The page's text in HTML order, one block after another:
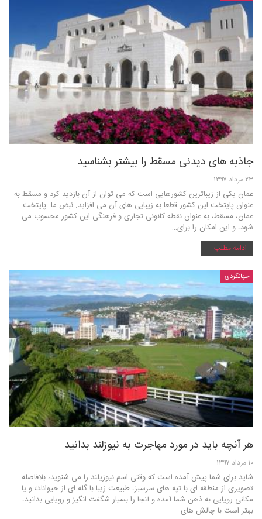
جاذبه های دیدنی مسقط را بیشتر بشناسید
۲۳ مرداد ۱۳۹۷
عمان یکی از زیباترین کشورهایی است که می توان از آن بازدید کرد و مسقط به
عنوان پایتخت این کشور قطعا به زیبایی های آن می افزاید. نبض ما- پایتخت
عمان، مسقط، به عنوان نقطه کانونی تجاری و فرهنگی این کشور محسوب می
شود، و این امکان را برای…
ادامه مطلب ...
جهانگردی
هر آنچه باید در مورد مهاجرت به نیوزلند بدانید
۱۰ مرداد ۱۳۹۷
شاید برای شما پیش آمده است که وقتی اسم نیوزیلند را می شنوید، بلافاصله
تصویری از منطقه ای با تپه های سرسبز، طبیعت زیبا با گله ای از حیوانات و یا
مکانی رویایی به ذهن شما آمده و آنجا را بسیار شگفت انگیز و رویایی بدانید،
بهتر است با چالش های…